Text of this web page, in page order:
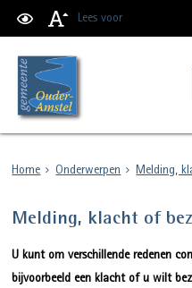
Lees voor
Home Onderwerpen Melding,
Melding, klacht of
U kunt om verschillende redenen
bijvoorbeeld een klacht of u wilt